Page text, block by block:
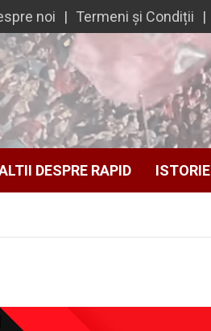
noi Termeni și Condiții
DESPRE RAPID ISTORIE